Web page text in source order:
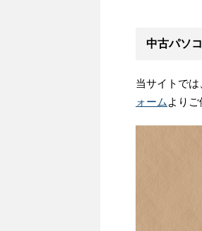
中古パソ
当サイトで
ォーム よりご